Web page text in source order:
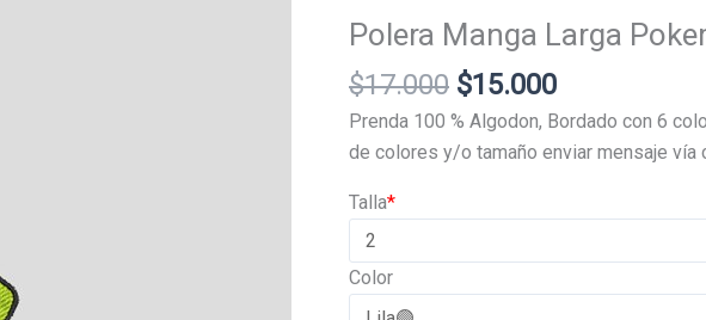
Polera Manga Larga
$17.000 El
precio
original
$15.000El
precio
actual
Prenda 100 % Algodon, Bordado con 6
de colores y/o tamaño enviar mensaje vía
*
Talla
Color